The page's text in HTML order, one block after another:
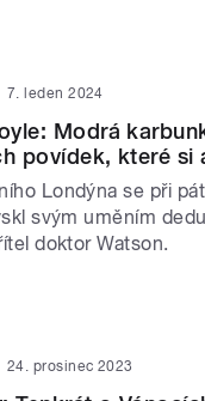
7. leden 2024
Modrá
povídek, které si
Londýna se při
svým uměním
doktor Watson.
24. prosinec 2023